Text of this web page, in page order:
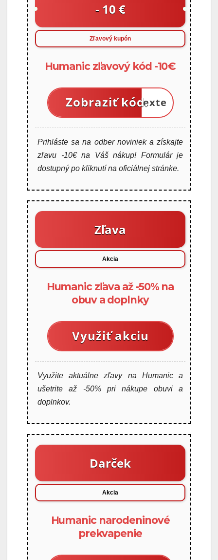
- 10 €
Zľavový kupón
Humanic zľavový kód -10€
V texte
Zobraziť kód.
Prihláste sa na odber noviniek a získajte
zľavu -10€ na Váš nákup! Formulár je
dostupný po kliknutí na oficiálnej stránke.
Zľava
Akcia
Humanic zľava až -50% na
obuv a doplnky
Využiť akciu
Využite aktuálne zľavy na Humanic a
ušetrite až -50% pri nákupe obuvi a
doplnkov.
Darček
Akcia
Humanic narodeninové
prekvapenie